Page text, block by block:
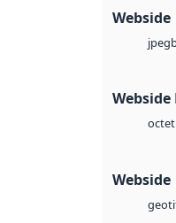
Webside
jpeg
Webside
octet
Webside